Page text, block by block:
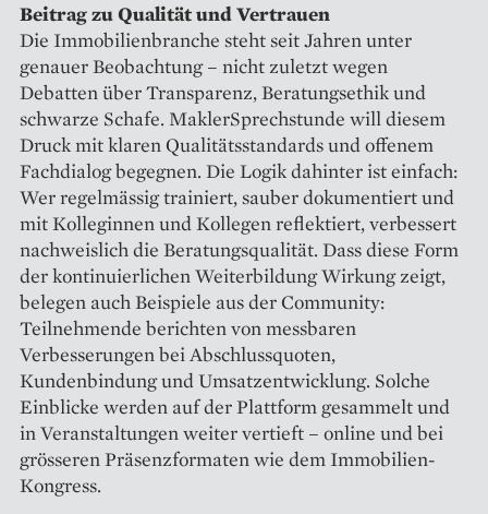
Beitrag zu Qualität und Vertrauen
Die Immobilienbranche steht seit Jahren unter
genauer Beobachtung – nicht zuletzt wegen
Debatten über Transparenz, Beratungsethik und
schwarze Schafe. MaklerSprechstunde will diesem
Druck mit klaren Qualitätsstandards und offenem
Fachdialog begegnen. Die Logik dahinter ist einfach:
Wer regelmässig trainiert, sauber dokumentiert und
mit Kolleginnen und Kollegen reflektiert, verbessert
nachweislich die Beratungsqualität. Dass diese Form
der kontinuierlichen Weiterbildung Wirkung zeigt,
belegen auch Beispiele aus der Community:
Teilnehmende berichten von messbaren
Verbesserungen bei Abschlussquoten,
Kundenbindung und Umsatzentwicklung. Solche
Einblicke werden auf der Plattform gesammelt und
in Veranstaltungen weiter vertieft – online und bei
grösseren Präsenzformaten wie dem Immobilien-
Kongress.